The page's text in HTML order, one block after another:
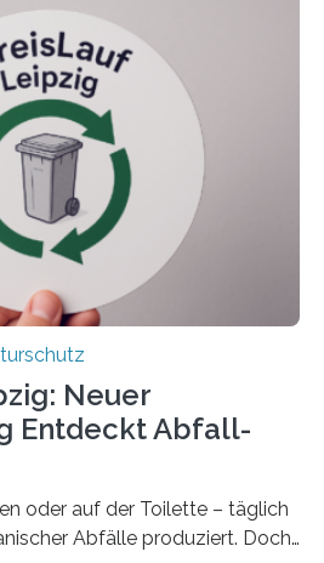
insbesondere damit, wie ein
wie sich dieser Prozess
lässt. Grünes Licht für
Forschungsgemeinschaft
2019 gestartete
Universität Oldenburg für
1,2 Millionen Euro. „Wir
Neuer
Entdeckt Abfall-
oder auf der Toilette – täglich
Abfälle produziert. Doch